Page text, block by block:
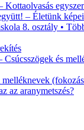
Kottaolvasás
– Életünk képei
8. osztály •
és
az aranymetszés?